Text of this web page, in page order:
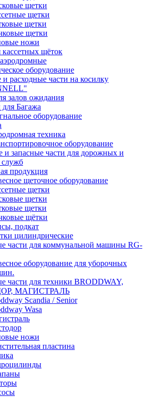
щетки
щетки
щетки
щетки
ножи
щёток
оборудование
и расходные части на косилку
залов ожидания
Багажа
оборудование
техника
оборудование
и запасные части для дорожных и
продукция
щеточное оборудование
щетки
щетки
щетки
щётки
подкат
цилиндрические
части для коммунальной машины RG-
оборудование для уборочных
части для техники BRODDWAY,
МАГИСТРАЛЬ
Scandia / Senior
Wasa
ножи
пластина